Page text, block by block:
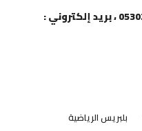
المامونية، الرباط ، هاتف : 0530285088 ، بريد إلكتروني :
بلبريس الرياضية